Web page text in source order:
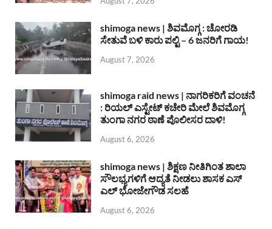
shimoga news | ಶಿವಮೊಗ್ಗ : ಚೋರಡಿ
ಸೇತುವೆ ಬಳಿ ಕಾರು ಪಲ್ಟಿ – 6 ಜನರಿಗೆ ಗಾಯ!
August 7, 2026
shimoga raid news | ನಾಗರಿಕರಿಗೆ ವಂಚನೆ
: ರಿಯಲ್ ಎಸ್ಟೇಟ್ ಕಚೇರಿ ಮೇಲೆ ಶಿವಮೊಗ್ಗ
ತುಂಗಾ ನಗರ ಠಾಣೆ ಪೊಲೀಸರ ದಾಳಿ!
August 6, 2026
shimoga news | ಶಿಕ್ಷಣ ನೀತಿಗಿಂತ ಶಾಲಾ
ಸೌಲಭ್ಯಗಳಿಗೆ ಆದ್ಯತೆ ನೀಡಲು ಶಾಸಕ ಎಸ್
ಎಲ್ ಭೋಜೇಗೌಡ ಸಲಹೆ
August 6, 2026